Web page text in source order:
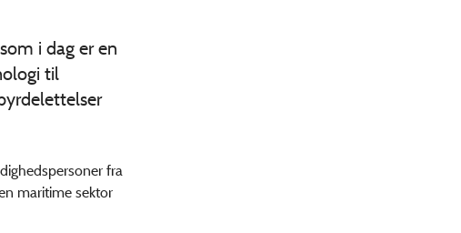
i dag er en
til
fra
maritime sektor